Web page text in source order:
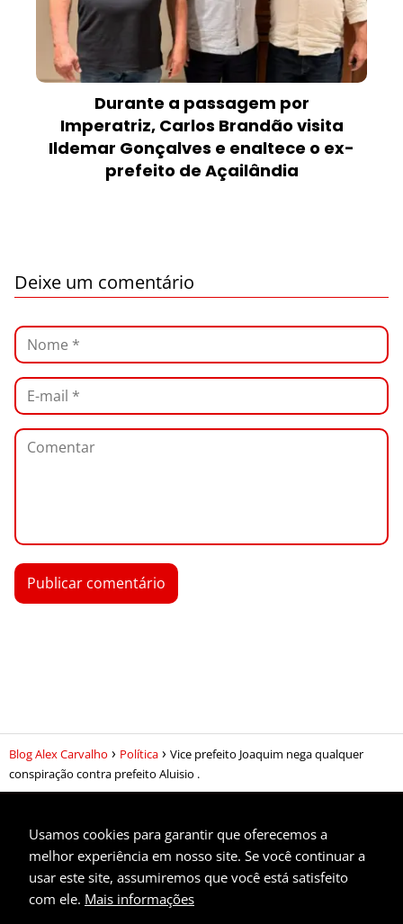
Durante a passagem por
Imperatriz, Carlos Brandão visita
Ildemar Gonçalves e enaltece o ex-
prefeito de Açailândia
Deixe um comentário
Blog Alex Carvalho Política
Vice prefeito Joaquim nega qualquer
conspiração contra prefeito Aluisio .
Privacidade
Usamos cookies para garantir que oferecemos a
melhor experiência em nosso site. Se você continuar a
usar este site, assumiremos que você está satisfeito
com ele. Mais informações